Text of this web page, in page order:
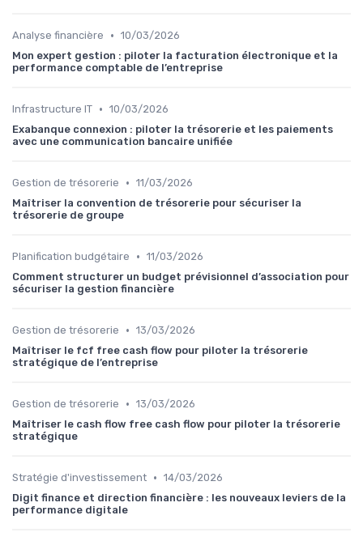
Analyse financière • 10/03/2026
Mon expert gestion : piloter la facturation électronique et la
performance comptable de l’entreprise
Infrastructure IT • 10/03/2026
Exabanque connexion : piloter la trésorerie et les paiements
avec une communication bancaire unifiée
Gestion de trésorerie • 11/03/2026
Maîtriser la convention de trésorerie pour sécuriser la
trésorerie de groupe
Planification budgétaire • 11/03/2026
Comment structurer un budget prévisionnel d’association pour
sécuriser la gestion financière
Gestion de trésorerie • 13/03/2026
Maîtriser le fcf free cash flow pour piloter la trésorerie
stratégique de l’entreprise
Gestion de trésorerie • 13/03/2026
Maîtriser le cash flow free cash flow pour piloter la trésorerie
stratégique
Stratégie d'investissement • 14/03/2026
Digit finance et direction financière : les nouveaux leviers de la
performance digitale